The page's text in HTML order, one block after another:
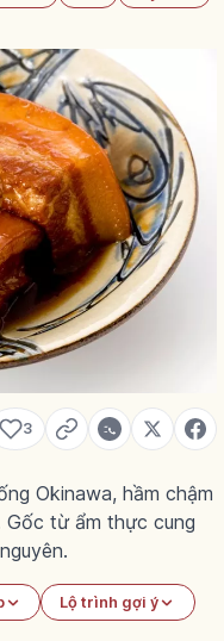
3
Okinawa, hầm chậm
Gốc từ ẩm thực cung
Lộ trình gợi ý